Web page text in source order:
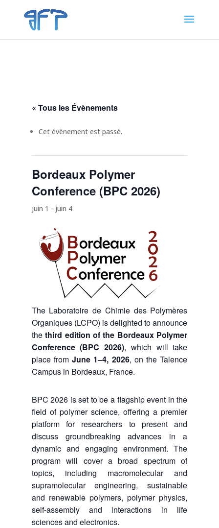
« Tous les Évènements
Cet évènement est passé.
Bordeaux Polymer
Conference (BPC 2026)
juin 1 - juin 4
The Laboratoire de Chimie des Polymères
Organiques (LCPO) is delighted to announce
thethird edition of the Bordeaux Polymer
Conference (BPC 2026), which will take
place fromJune 1–4, 2026, on the Talence
Campus in Bordeaux, France.
BPC 2026 is set to be a flagship event in the
field of polymer science, offering a premier
platform for researchers to present and
discuss groundbreaking advances in a
dynamic and engaging environment. The
program will cover a broad spectrum of
topics, including macromolecular and
supramolecular engineering, sustainable
and renewable polymers, polymer physics,
self-assembly and interactions in life
sciences and electronics.